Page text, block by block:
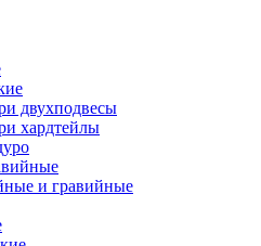
двухподвесы
хардтейлы
и гравийные